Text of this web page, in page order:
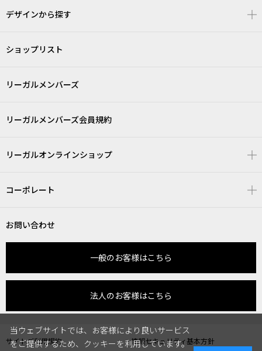
デザインから探す
ショップリスト
リーガルメンバーズ
リーガルメンバーズ会員規約
リーガルオンラインショップ
コーポレート
お問い合わせ
一般のお客様はこちら
法人のお客様はこちら
サイトご利用規約 情報セキュリティ基本方針
当ウェブサイトでは、お客様により良いサービス
をご提供するため、クッキーを利用しています。